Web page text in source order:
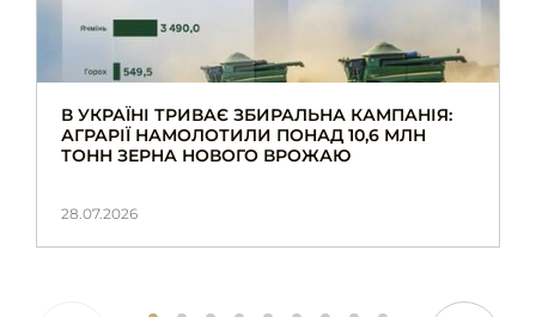
В УКРАЇНІ ТРИВАЄ ЗБИРАЛЬНА КАМПАНІЯ:
АГРАРІЇ НАМОЛОТИЛИ ПОНАД 10,6 МЛН
ТОНН ЗЕРНА НОВОГО ВРОЖАЮ
28.07.2026